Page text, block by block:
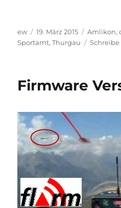
Autor
ew
Veröffentlicht
am
19. März 2015 Amlikon,
Sportamt,Thurgau
Firmware